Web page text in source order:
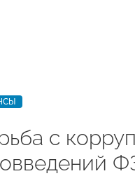
с